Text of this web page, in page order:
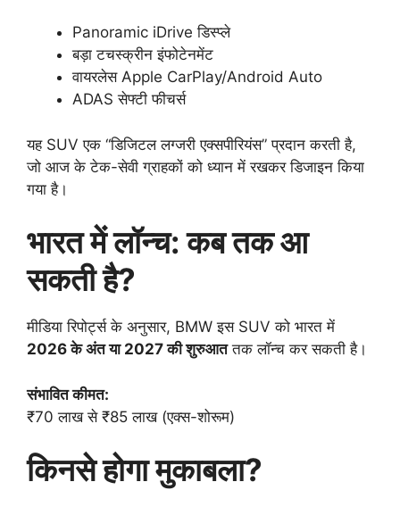
Panoramic iDrive डिस्प्ले
बड़ा टचस्क्रीन इंफोटेनमेंट
वायरलेस Apple CarPlay/Android Auto
ADAS सेफ्टी फीचर्स
यह SUV एक “डिजिटल लग्जरी एक्सपीरियंस” प्रदान करती है,
जो आज के टेक-सेवी ग्राहकों को ध्यान में रखकर डिजाइन किया
गया है।
भारत में लॉन्च: कब तक आ
सकती है?
मीडिया रिपोर्ट्स के अनुसार, BMW इस SUV को भारत में
2026 के अंत या 2027 की शुरुआततक लॉन्च कर सकती है।
संभावित कीमत:
₹70 लाख से ₹85 लाख (एक्स-शोरूम)
किनसे होगा मुकाबला?